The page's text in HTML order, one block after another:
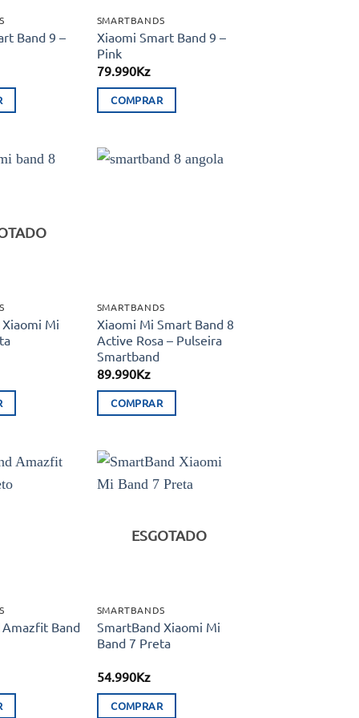
Band 9 –
SMARTBANDS
Xiaomi Smart Band 9 –
Pink
79.990Kz
COMPRAR
Mi
SMARTBANDS
Xiaomi Mi Smart Band 8
Active Rosa – Pulseira
Smartband
89.990Kz
COMPRAR
Band
ESGOTADO
SMARTBANDS
SmartBand Xiaomi Mi
Band 7 Preta
54.990Kz
COMPRAR